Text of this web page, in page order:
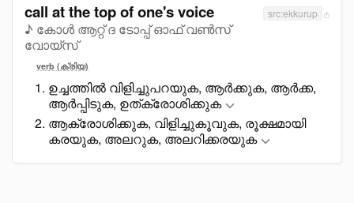
call at the top of one's voice
♪ കോൾ ആറ്റ് ദ ടോപ്പ് ഓഫ് വൺസ്
വോയ്സ്
src:ekkurup
verb (ക്രിയ)
ഉച്ചത്തിൽ വിളിച്ചുപറയുക, ആർക്കുക, ആർക്ക,
ആർപ്പിടുക, ഉത്ക്രോശിക്കുക
ആക്രോശിക്കുക, വിളിച്ചുകൂവുക, രൂക്ഷമായി
കരയുക, അലറുക, അലറിക്കരയുക